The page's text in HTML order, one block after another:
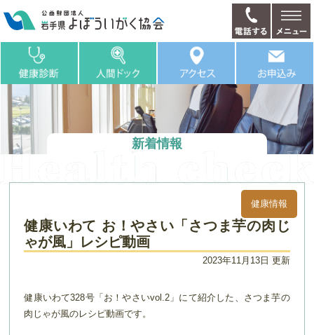
新着情報
健康情報
健康いわて お！やさい「さつま芋の肉じ
ゃが風」レシピ動画
2023年11月13日 更新
健康いわて328号「お！やさいvol.2」にて紹介した、さつま芋の
肉じゃが風のレシピ動画です。